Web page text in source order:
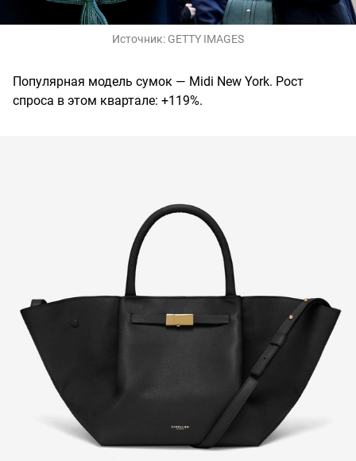
Источник: GETTY IMAGES
Популярная модель сумок — Midi New York. Рост
спроса в этом квартале: +119%.